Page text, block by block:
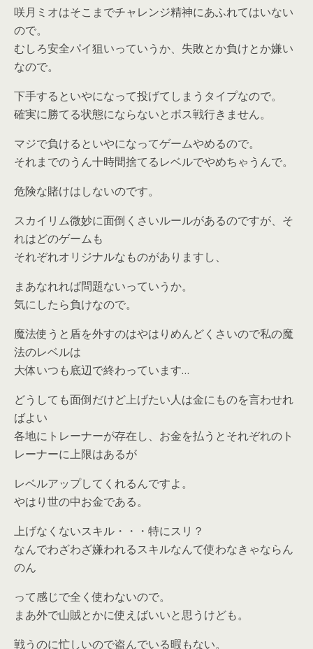
咲月ミオはそこまでチャレンジ精神にあふれてはいない
ので。
むしろ安全パイ狙いっていうか、失敗とか負けとか嫌い
なので。
下手するといやになって投げてしまうタイプなので。
確実に勝てる状態にならないとボス戦行きません。
マジで負けるといやになってゲームやめるので。
それまでのうん十時間捨てるレベルでやめちゃうんで。
危険な賭けはしないのです。
スカイリム微妙に面倒くさいルールがあるのですが、そ
れはどのゲームも
それぞれオリジナルなものがありますし、
まあなれれば問題ないっていうか。
気にしたら負けなので。
魔法使うと盾を外すのはやはりめんどくさいので私の魔
法のレベルは
大体いつも底辺で終わっています…
どうしても面倒だけど上げたい人は金にものを言わせれ
ばよい
各地にトレーナーが存在し、お金を払うとそれぞれのト
レーナーに上限はあるが
レベルアップしてくれるんですよ。
やはり世の中お金である。
上げなくないスキル・・・特にスリ？
なんでわざわざ嫌われるスキルなんて使わなきゃならん
のん
って感じで全く使わないので。
まあ外で山賊とかに使えばいいと思うけども。
戦うのに忙しいので盗んでいる暇もない。